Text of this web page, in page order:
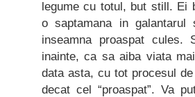
legume cu totul, but still. Ei
o saptamana in
inseamna proaspat
inainte, ca sa aiba viata
data asta, cu tot procesul
decat cel “proaspat”. Va